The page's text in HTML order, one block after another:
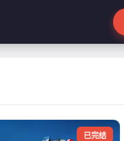
已完结